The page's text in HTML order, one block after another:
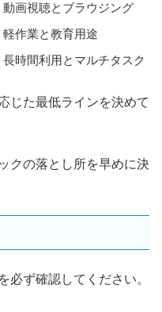
動画視聴とブラウジング
軽作業と教育用途
長時間利用とマルチタスク
じた最低ラインを決めて
クの落とし所を早めに決
必ず確認してください。